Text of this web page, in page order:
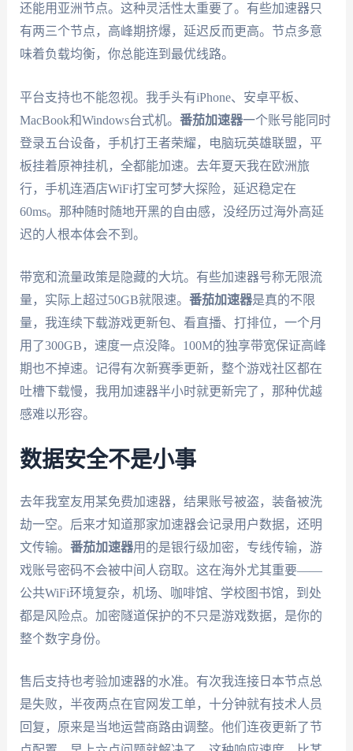
还能用亚洲节点。这种灵活性太重要了。有些加速器只
有两三个节点，高峰期挤爆，延迟反而更高。节点多意
味着负载均衡，你总能连到最优线路。
平台支持也不能忽视。我手头有iPhone、安卓平板、
MacBook和Windows台式机。 番茄加速器一个账号能同时
登录五台设备，手机打王者荣耀，电脑玩英雄联盟，平
板挂着原神挂机，全都能加速。去年夏天我在欧洲旅
行，手机连酒店WiFi打宝可梦大探险，延迟稳定在
60ms。那种随时随地开黑的自由感，没经历过海外高延
迟的人根本体会不到。
带宽和流量政策是隐藏的大坑。有些加速器号称无限流
量，实际上超过50GB就限速。 番茄加速器是真的不限
量，我连续下载游戏更新包、看直播、打排位，一个月
用了300GB，速度一点没降。100M的独享带宽保证高峰
期也不掉速。记得有次新赛季更新，整个游戏社区都在
吐槽下载慢，我用加速器半小时就更新完了，那种优越
感难以形容。
数据安全不是小事
去年我室友用某免费加速器，结果账号被盗，装备被洗
劫一空。后来才知道那家加速器会记录用户数据，还明
文传输。 番茄加速器用的是银行级加密，专线传输，游
戏账号密码不会被中间人窃取。这在海外尤其重要——
公共WiFi环境复杂，机场、咖啡馆、学校图书馆，到处
都是风险点。加密隧道保护的不只是游戏数据，是你的
整个数字身份。
售后支持也考验加速器的水准。有次我连接日本节点总
是失败，半夜两点在官网发工单，十分钟就有技术人员
回复，原来是当地运营商路由调整。他们连夜更新了节